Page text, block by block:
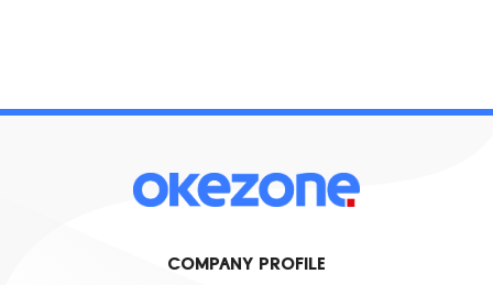
COMPANY PROFILE